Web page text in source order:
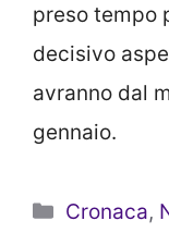
preso tempo
decisivo
avranno dal
gennaio.
Categorie
Cronaca,